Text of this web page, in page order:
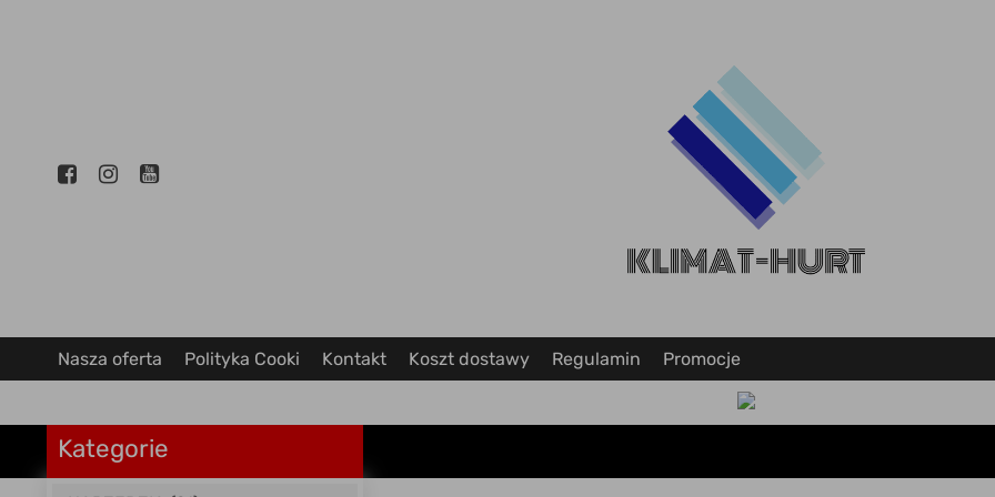
Nasza oferta Polityka Cooki Kontakt Koszt dostawy Regulamin Promocje
Kategorie